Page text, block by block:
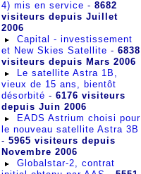
4) mis en service - 8682
visiteurs depuis Juillet
2006
Capital - investissement
et New Skies Satellite - 6838
visiteurs depuis Mars 2006
Le satellite Astra 1B,
vieux de 15 ans, bientôt
désorbité - 6176 visiteurs
depuis Juin 2006
EADS Astrium choisi pour
le nouveau satellite Astra 3B
- 5965 visiteurs depuis
Novembre 2006
Globalstar-2, contrat